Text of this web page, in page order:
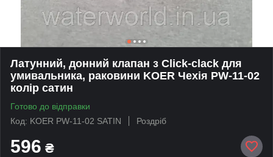
Латунний, донний клапан з Click-clack для
умивальника, раковини KOER Чехія PW-11-02
колір сатин
Готово до відправки
Код: KOER PW-11-02 SATIN
Роздріб
596 ₴